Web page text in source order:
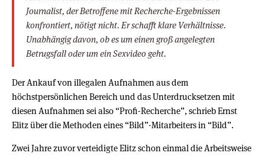
Journalist, der Betroffene mit Recherche-Ergebnissen
konfrontiert, nötigt nicht. Er schafft klare Verhältnisse.
Unabhängig davon, ob es um einen groß angelegten
Betrugsfall oder um ein Sexvideo geht.
Der Ankauf von illegalen Aufnahmen aus dem
höchstpersönlichen Bereich und das Unterdrucksetzen mit
diesen Aufnahmen sei also “Profi-Recherche”, schrieb Ernst
Elitz über die Methoden eines “Bild”-Mitarbeiters in “Bild”.
Zwei Jahre zuvor verteidigte Elitz schon einmal die Arbeitsweise